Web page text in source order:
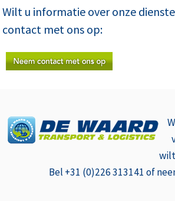
Wilt u informatie over onze
contact met ons op:
Bel +31 (0)226 313141 of